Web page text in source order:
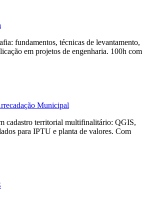
fundamentos, técnicas de levantamento,
em projetos de engenharia. 100h com
Municipal
cadastro territorial multifinalitário: QGIS,
para IPTU e planta de valores. Com